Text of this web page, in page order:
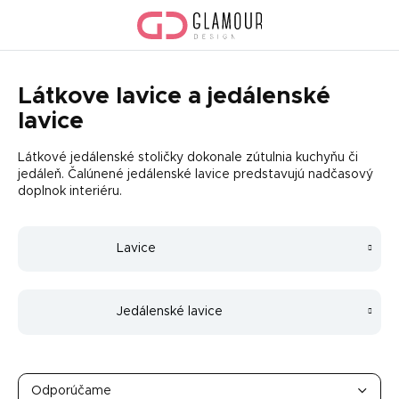
Látkove lavice a jedálenské
lavice
Látkové jedálenské stoličky dokonale zútulnia kuchyňu či
jedáleň. Čalúnené jedálenské lavice predstavujú nadčasový
doplnok interiéru.
Lavice
Jedálenské lavice
R
Odporúčame